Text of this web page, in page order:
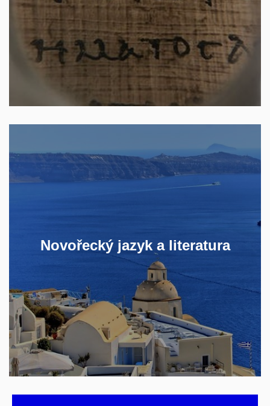
ZJISTĚTE VÍCE
Novořecký jazyk a literatura
Naučte se moderní řečtinu a seznamte
pak můžete specializovat na
překladatelství.
ZJISTĚTE VÍCE